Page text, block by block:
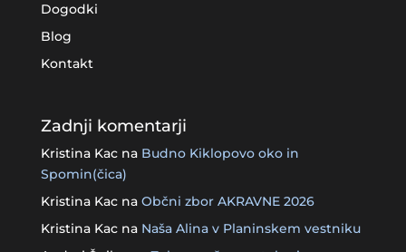
Dogodki
Blog
Kontakt
Zadnji komentarji
Kristina Kacna Budno Kiklopovo oko in
Spomin(čica)
Kristina Kacna Občni zbor AKRAVNE 2026
Kristina Kacna Naša Alina v Planinskem vestniku